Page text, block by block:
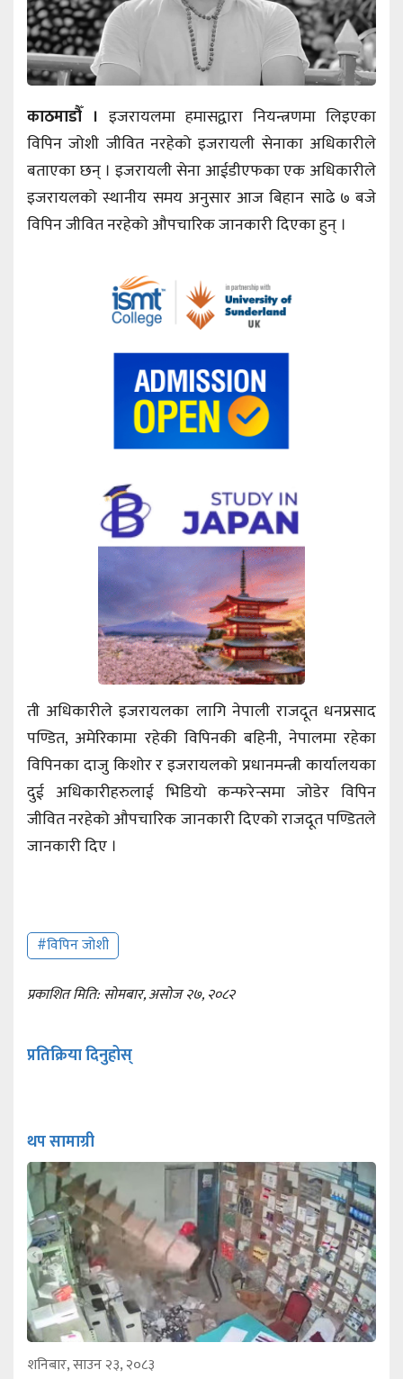
काठमाडौँ । इजरायलमा हमासद्वारा नियन्त्रणमा लिइएका
विपिन जोशी जीवित नरहेको इजरायली सेनाका अधिकारीले
बताएका छन् । इजरायली सेना आईडीएफका एक अधिकारीले
इजरायलको स्थानीय समय अनुसार आज बिहान साढे ७ बजे
विपिन जीवित नरहेको औपचारिक जानकारी दिएका हुन् ।
ती अधिकारीले इजरायलका लागि नेपाली राजदूत धनप्रसाद
पण्डित, अमेरिकामा रहेकी विपिनकी बहिनी, नेपालमा रहेका
विपिनका दाजु किशोर र इजरायलको प्रधानमन्त्री कार्यालयका
दुई अधिकारीहरुलाई भिडियो कन्फरेन्समा जोडेर विपिन
जीवित नरहेको औपचारिक जानकारी दिएको राजदूत पण्डितले
जानकारी दिए ।
#विपिन जोशी
प्रकाशित मिति: सोमबार, असोज २७, २०८२
प्रतिक्रिया दिनुहोस्
थप सामाग्री
शनिबार, साउन २३, २०८३